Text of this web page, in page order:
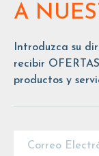
A
Introduzca su
recibir
productos y